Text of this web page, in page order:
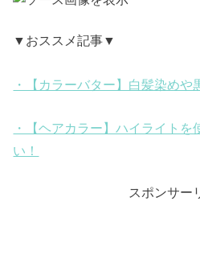
▼おススメ記事▼
・【カラーバター】白髪染めや
・【ヘアカラー】ハイライトを
い！
スポンサー